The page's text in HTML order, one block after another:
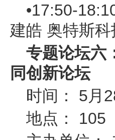
•17:50-
建皓 奥特斯
专题论坛六
同创新论坛
时间： 5月
地点： 105